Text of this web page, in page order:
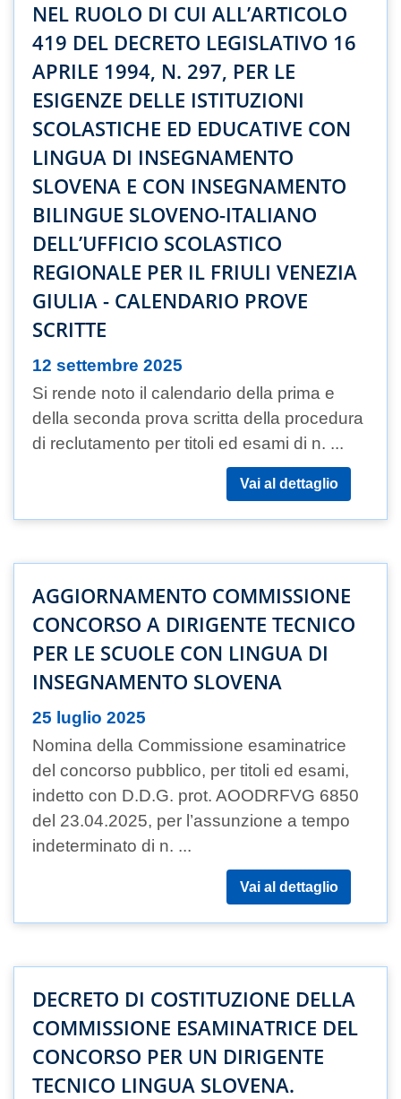
NEL RUOLO DI CUI ALL’ARTICOLO
419 DEL DECRETO LEGISLATIVO 16
APRILE 1994, N. 297, PER LE
ESIGENZE DELLE ISTITUZIONI
SCOLASTICHE ED EDUCATIVE CON
LINGUA DI INSEGNAMENTO
SLOVENA E CON INSEGNAMENTO
BILINGUE SLOVENO-ITALIANO
DELL’UFFICIO SCOLASTICO
REGIONALE PER IL FRIULI VENEZIA
GIULIA - CALENDARIO PROVE
SCRITTE
12 settembre 2025
Si rende noto il calendario della prima e
della seconda prova scritta della procedura
di reclutamento per titoli ed esami di n. ...
Vai al dettaglio
AGGIORNAMENTO COMMISSIONE
CONCORSO A DIRIGENTE TECNICO
PER LE SCUOLE CON LINGUA DI
INSEGNAMENTO SLOVENA
25 luglio 2025
Nomina della Commissione esaminatrice
del concorso pubblico, per titoli ed esami,
indetto con D.D.G. prot. AOODRFVG 6850
del 23.04.2025, per l’assunzione a tempo
indeterminato di n. ...
Vai al dettaglio
DECRETO DI COSTITUZIONE DELLA
COMMISSIONE ESAMINATRICE DEL
CONCORSO PER UN DIRIGENTE
TECNICO LINGUA SLOVENA.